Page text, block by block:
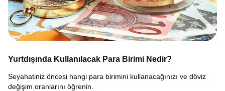
Yurtdışında Kullanılacak Para Birimi Nedir?
Seyahatiniz öncesi hangi para birimini kullanacağınızı ve döviz
değişim oranlarını öğrenin.